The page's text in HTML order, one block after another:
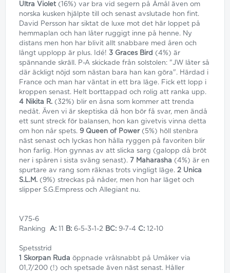
Ultra Violet (16%) var bra vid segern på Åmål även om
norska kusken hjälpte till och senast avslutade hon fint.
David Persson har siktat de luxe mot det här loppet på
hemmaplan och han låter ruggigt inne på henne. Ny
distans men hon har blivit allt snabbare med åren och
långt upplopp är plus. Idé! 3 Graces Bird (4%) är
spännande skräll. P-A skickade från solstolen: "JW låter så
där äckligt nöjd som nästan bara han kan göra". Härdad i
France och man har väntat in ett bra läge. Fick ett lopp i
kroppen senast. Helt borttappad och rolig att ranka upp.
4 Nikita R. (32%) blir en åsna som kommer att trenda
nedåt. Även vi är skeptiska då hon bör få svar, men ändå
ett sunt streck för balansen, hon kan givetvis vinna detta
om hon når spets. 9 Queen of Power(5%) höll stenbra
näst senast och lyckas hon hålla ryggen på favoriten blir
hon farlig. Hon gynnas av att slicka sarg (galopp då bröt
ner i spåren i sista sväng senast). 7 Maharasha (4%) är en
spurtare av rang som räknas trots vingligt läge. 2 Unica
S.L.M. (9%) streckas på nåder, men hon har läget och
slipper S.G.Empress och Allegiant nu.
V75-6
Ranking A: 11 B: 6-5-3-1-2 BC: 9-7-4 C: 12-10
Spetsstrid
1 Skorpan Ruda öppnade vrålsnabbt på Umåker via
01,7/200 (!) och spetsade även näst senast. Håller